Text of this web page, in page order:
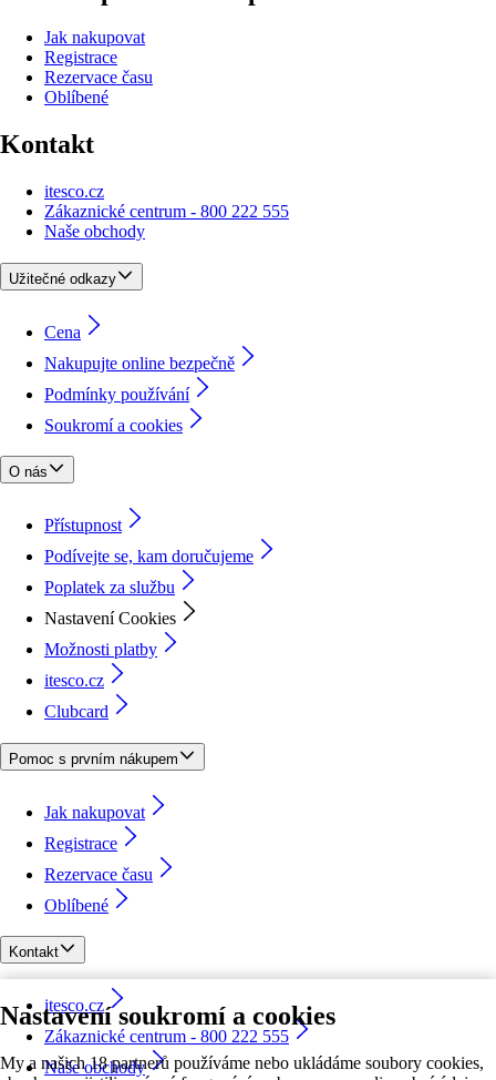
Nastavení soukromí a cookies
My a našich 18 partnerů používáme nebo ukládáme soubory cookies,
Jak nakupovat
Registrace
Rezervace času
Oblíbené
Kontakt
itesco.cz
Zákaznické centrum - 800 222 555
Naše obchody
Užitečné odkazy
Cena
Nakupujte online bezpečně
Podmínky používání
Soukromí a cookies
O nás
Přístupnost
Podívejte se, kam doručujeme
Poplatek za službu
Nastavení Cookies
Možnosti platby
itesco.cz
Clubcard
Pomoc s prvním nákupem
Jak nakupovat
Registrace
Rezervace času
Oblíbené
Kontakt
itesco.cz
Zákaznické centrum - 800 222 555
Naše obchody